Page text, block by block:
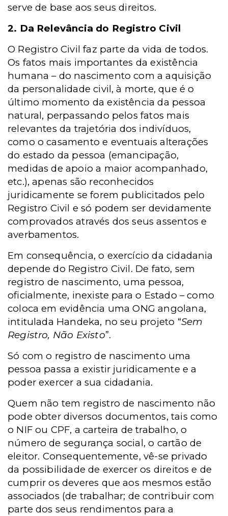
serve de base aos seus direitos.
2. Da Relevância do Registro Civil
O Registro Civil faz parte da vida de todos.
Os fatos mais importantes da existência
humana – do nascimento com a aquisição
da personalidade civil, à morte, que é o
último momento da existência da pessoa
natural, perpassando pelos fatos mais
relevantes da trajetória dos indivíduos,
como o casamento e eventuais alterações
do estado da pessoa (emancipação,
medidas de apoio a maior acompanhado,
etc.), apenas são reconhecidos
juridicamente se forem publicitados pelo
Registro Civil e só podem ser devidamente
comprovados através dos seus assentos e
averbamentos.
Em consequência, o exercício da cidadania
depende do Registro Civil. De fato, sem
registro de nascimento, uma pessoa,
oficialmente, inexiste para o Estado – como
coloca em evidência uma ONG angolana,
intitulada Handeka, no seu projeto “Sem
Registro, Não Existo”.
Só com o registro de nascimento uma
pessoa passa a existir juridicamente e a
poder exercer a sua cidadania.
Quem não tem registro de nascimento não
pode obter diversos documentos, tais como
o NIF ou CPF, a carteira de trabalho, o
número de segurança social, o cartão de
eleitor. Consequentemente, vê-se privado
da possibilidade de exercer os direitos e de
cumprir os deveres que aos mesmos estão
associados (de trabalhar; de contribuir com
parte dos seus rendimentos para a